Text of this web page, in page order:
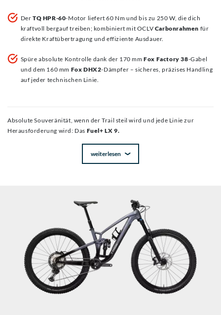
DerTQ HPR-60-Motor liefert 60 Nm und bis zu 250 W, die dich
kraftvoll bergauf treiben; kombiniert mit OCLV Carbonrahmen für
direkte Kraftübertragung und effiziente Ausdauer.
Spüre absolute Kontrolle dank der 170 mmFox Factory 38-Gabel
und dem 160 mm Fox DHX2-Dämpfer – sicheres, präzises Handling
auf jeder technischen Linie.
Absolute Souveränität, wenn der Trail steil wird und jede Linie zur
Herausforderung wird: Das Fuel+ LX 9.
weiterlesen